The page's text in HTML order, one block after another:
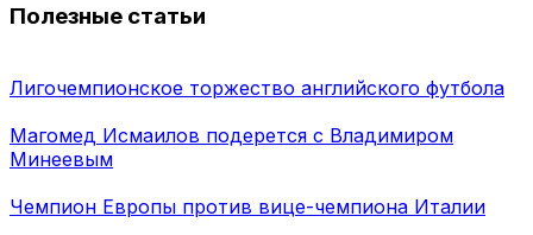
Полезные статьи
Лигочемпионское торжество английского футбола
Магомед Исмаилов подерется с Владимиром
Минеевым
Чемпион Европы против вице-чемпиона Италии